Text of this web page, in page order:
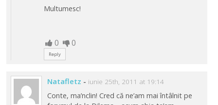
Multumesc!
0 0
Reply
Natafletz - iunie 25th, 2011 at 19:14
Conte, ma’nclin! Cred că ne’am mai întâlnit pe